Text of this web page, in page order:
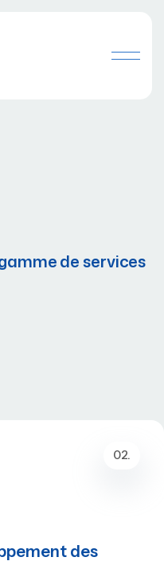
de services
02.
des